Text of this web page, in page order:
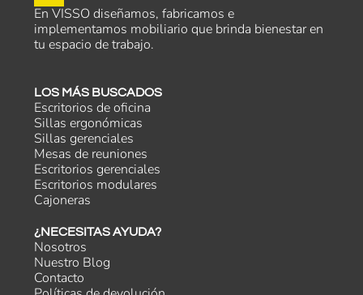
En VISSO diseñamos, fabricamos e
implementamos mobiliario que brinda bienestar en
tu espacio de trabajo.
LOS MÁS BUSCADOS
Escritorios de oficina
Sillas ergonómicas
Sillas gerenciales
Mesas de reuniones
Escritorios gerenciales
Escritorios modulares
Cajoneras
¿NECESITAS AYUDA?
Nosotros
Nuestro Blog
Contacto